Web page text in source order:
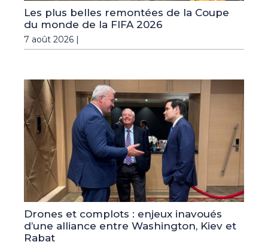
Les plus belles remontées de la Coupe
du monde de la FIFA 2026
7 août 2026 |
Drones et complots : enjeux inavoués
d’une alliance entre Washington, Kiev et
Rabat